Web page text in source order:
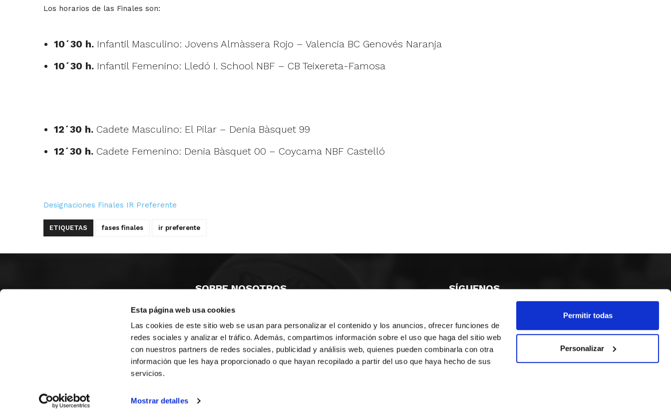
Esta página web usa cookies
Las cookies de este sitio web se usan para personalizar el contenido y los anuncios, ofrecer funciones de
redes sociales y analizar el tráfico. Además, compartimos información sobre el uso que haga del sitio web
con nuestros partners de redes sociales, publicidad y análisis web, quienes pueden combinarla con otra
información que les haya proporcionado o que hayan recopilado a partir del uso que haya hecho de sus
servicios.
Mostrar detalles
Permitir todas
Personalizar
Los horarios de las Finales son:
10´30 h.Infantil Masculino: Jovens Almàssera Rojo – Valencia BC Genovés Naranja
10´30 h.Infantil Femenino: Lledó I. School NBF – CB Teixereta-Famosa
12´30 h.Cadete Masculino: El Pilar – Denia Bàsquet 99
12´30 h.Cadete Femenino: Denia Bàsquet 00 – Coycama NBF Castelló
Designaciones Finales IR Preferente
ETIQUETAS fases finales ir preferente
SOBRE NOSOTROS
CASTELLON
VALENCIA
MONESTIR DE POBLET 14 1ª 3º
ALICANTE
CIUDAD DE MATANZAS 12
fbcv@fbcv.es
SÍGUENOS
© FEDERACIÓN BALONCESTO COMUNIDAD VALENCIANA